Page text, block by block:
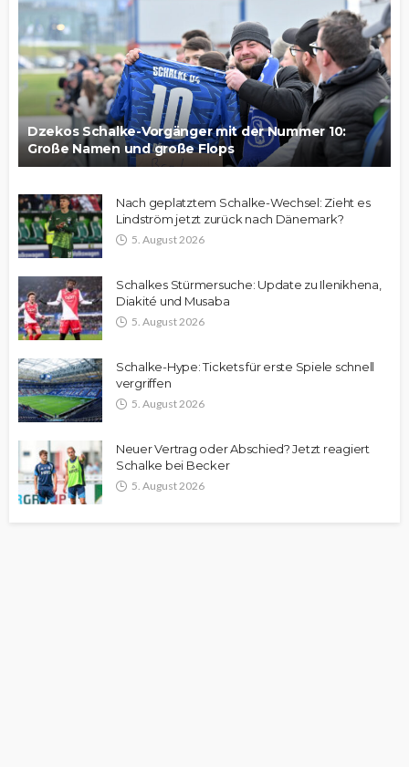
Dzekos Schalke-Vorgänger mit der Nummer 10:
Große Namen und große Flops
Nach geplatztem Schalke-Wechsel: Zieht es
Lindström jetzt zurück nach Dänemark?
5. August 2026
Schalkes Stürmersuche: Update zu Ilenikhena,
Diakité und Musaba
5. August 2026
Schalke-Hype: Tickets für erste Spiele schnell
vergriffen
5. August 2026
Neuer Vertrag oder Abschied? Jetzt reagiert
Schalke bei Becker
5. August 2026